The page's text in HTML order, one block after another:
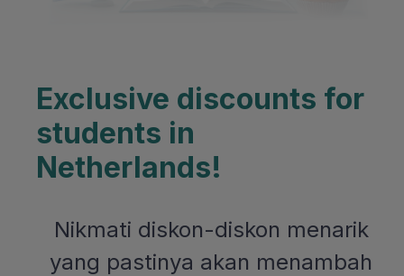
Exclusive discounts for
students in
Netherlands!
Nikmati diskon-diskon menarik
yang pastinya akan menambah